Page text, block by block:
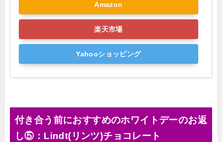
Amazon
楽天市場
Yahooショッピング
付き合う前におすすめのホワイトデーのお返
し⑤：Lindt(リンツ)チョコレート